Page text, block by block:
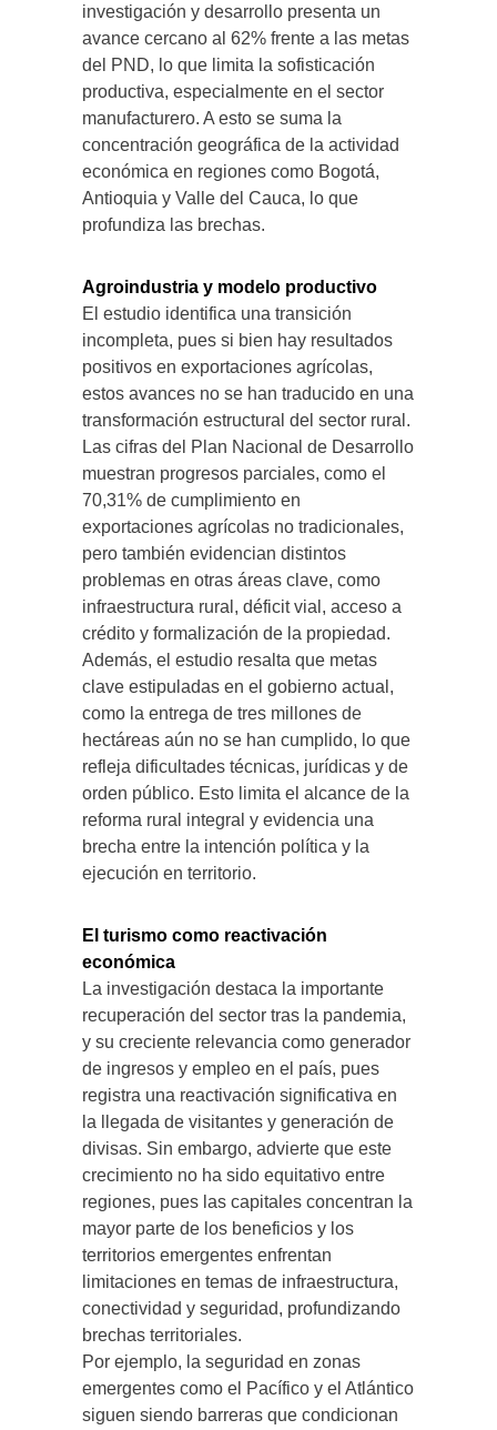
investigación y desarrollo presenta un
avance cercano al 62% frente a las metas
del PND, lo que limita la sofisticación
productiva, especialmente en el sector
manufacturero. A esto se suma la
concentración geográfica de la actividad
económica en regiones como Bogotá,
Antioquia y Valle del Cauca, lo que
profundiza las brechas.
Agroindustria y modelo productivo
El estudio identifica una transición
incompleta, pues si bien hay resultados
positivos en exportaciones agrícolas,
estos avances no se han traducido en una
transformación estructural del sector rural.
Las cifras del Plan Nacional de Desarrollo
muestran progresos parciales, como el
70,31% de cumplimiento en
exportaciones agrícolas no tradicionales,
pero también evidencian distintos
problemas en otras áreas clave, como
infraestructura rural, déficit vial, acceso a
crédito y formalización de la propiedad.
Además, el estudio resalta que metas
clave estipuladas en el gobierno actual,
como la entrega de tres millones de
hectáreas aún no se han cumplido, lo que
refleja dificultades técnicas, jurídicas y de
orden público. Esto limita el alcance de la
reforma rural integral y evidencia una
brecha entre la intención política y la
ejecución en territorio.
El turismo como reactivación
económica
La investigación destaca la importante
recuperación del sector tras la pandemia,
y su creciente relevancia como generador
de ingresos y empleo en el país, pues
registra una reactivación significativa en
la llegada de visitantes y generación de
divisas. Sin embargo, advierte que este
crecimiento no ha sido equitativo entre
regiones, pues las capitales concentran la
mayor parte de los beneficios y los
territorios emergentes enfrentan
limitaciones en temas de infraestructura,
conectividad y seguridad, profundizando
brechas territoriales.
Por ejemplo, la seguridad en zonas
emergentes como el Pacífico y el Atlántico
siguen siendo barreras que condicionan